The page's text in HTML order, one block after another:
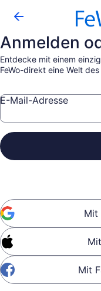
Anmelden
Entdecke mit einem
FeWo-direkt eine Welt des
E-Mail-Adresse
Mit
Mit